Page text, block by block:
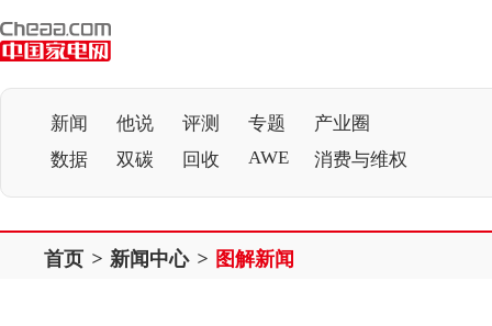
新闻 他说 评测 专题
产业圈
数据
双碳 回收 AWE 消费与维权
首页 > 新闻中心 > 图解新闻